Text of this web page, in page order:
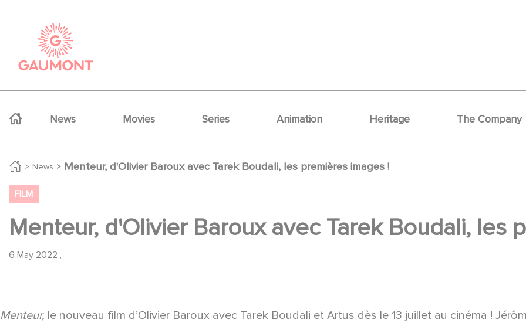
News Movies Series Animation Heritage The Company
News Menteur, d'Olivier Baroux avec Tarek Boudali, les premières images !
FILM
Menteur, d'Olivier Baroux avec Tarek Boudali, les
6 May 2022 ,
Menteur, le nouveau film d’Olivier Baroux avec Tarek Boudali et Artus dès le 13 juillet au cinéma !